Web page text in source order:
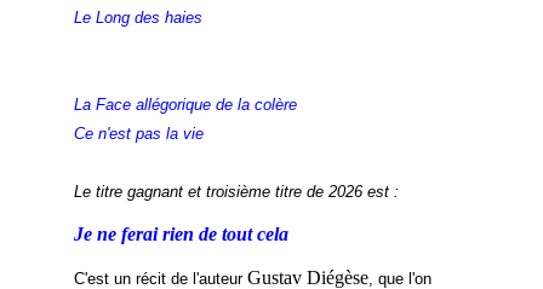
Le Long des haies
La Face allégorique de la colère
Ce n'est pas la vie
Le titre gagnant et troisième titre de 2026 est :
Je ne ferai rien de tout cela
C'est un récit de l'auteur Gustav Diégèse, que l'on